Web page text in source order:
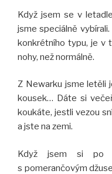
Když jsem se v
jsme speciálně
konkrétního typu, je v
nohy, než normálně.
Z Newarku jsme letěli
kousek… Dáte si
koukáte, jestli vezou
a jste na zemi.
Když jsem si po
s pomerančovým